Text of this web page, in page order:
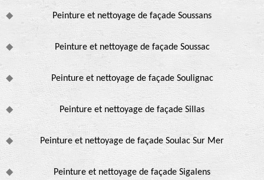
Peinture et nettoyage de façade Soussans
Peinture et nettoyage de façade Soussac
Peinture et nettoyage de façade Soulignac
Peinture et nettoyage de façade Sillas
Peinture et nettoyage de façade Soulac Sur Mer
Peinture et nettoyage de façade Sigalens